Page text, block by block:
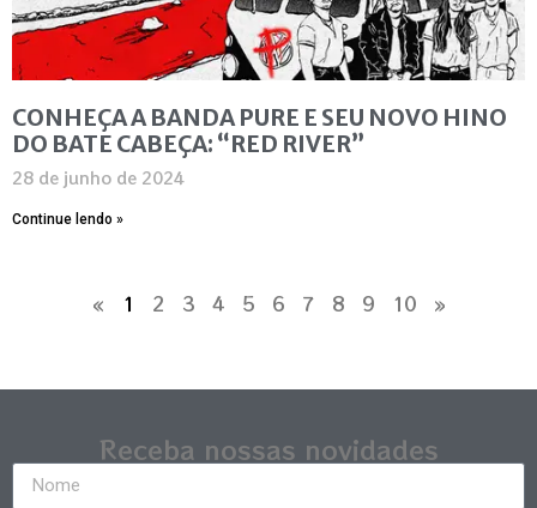
CONHEÇA A BANDA PURE E SEU NOVO HINO
DO BATE CABEÇA: “RED RIVER”
28 de junho de 2024
Continue lendo »
« 1 2 3 4 5 6 7 8 9 10 »
Receba nossas novidades